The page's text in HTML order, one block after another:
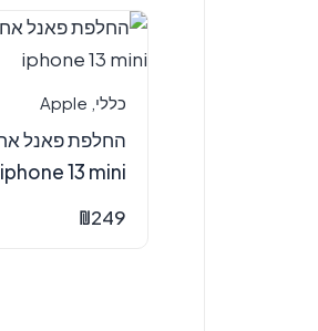
כללי Apple
iphone 13 mini
₪249